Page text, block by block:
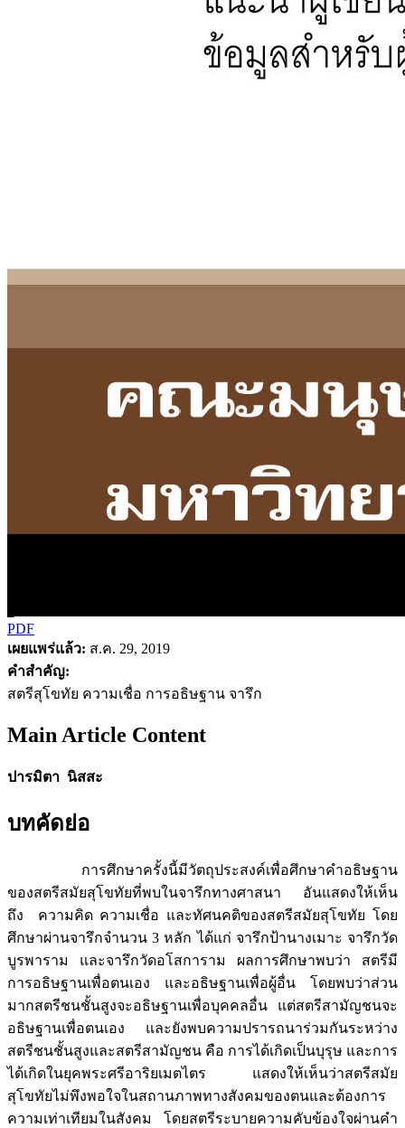
PDF
เผยแพร่แล้ว: ส.ค. 29, 2019
คำสำคัญ:
สตรีสุโขทัย ความเชื่อ การอธิษฐาน จารึก
Main Article Content
ปารมิตา นิสสะ
บทคัดย่อ
การศึกษาครั้งนี้มีวัตถุประสงค์เพื่อศึกษาคำอธิษฐาน
ของสตรีสมัยสุโขทัยที่พบในจารึกทางศาสนา อันแสดงให้เห็น
ถึง ความคิด ความเชื่อ และทัศนคติของสตรีสมัยสุโขทัย โดย
ศึกษาผ่านจารึกจำนวน 3 หลัก ได้แก่ จารึกป้านางเมาะ จารึกวัด
บูรพาราม และจารึกวัดอโสการาม ผลการศึกษาพบว่า สตรีมี
การอธิษฐานเพื่อตนเอง และอธิษฐานเพื่อผู้อื่น โดยพบว่าส่วน
มากสตรีชนชั้นสูงจะอธิษฐานเพื่อบุคคลอื่น แต่สตรีสามัญชนจะ
อธิษฐานเพื่อตนเอง และยังพบความปรารถนาร่วมกันระหว่าง
สตรีชนชั้นสูงและสตรีสามัญชน คือ การได้เกิดเป็นบุรุษ และการ
ได้เกิดในยุคพระศรีอาริยเมตไตร แสดงให้เห็นว่าสตรีสมัย
สุโขทัยไม่พึงพอใจในสถานภาพทางสังคมของตนและต้องการ
ความเท่าเทียมในสังคม โดยสตรีระบายความคับข้องใจผ่านคำ